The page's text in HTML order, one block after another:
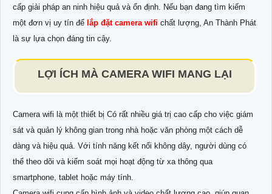
cấp giải pháp an ninh hiệu quả và ổn định. Nếu bạn đang tìm kiếm
một đơn vị uy tín để lắp đặt camera wifi chất lượng, An Thành Phát
là sự lựa chọn đáng tin cậy.
LỢI ÍCH MÀ CAMERA WIFI MANG LẠI
Camera wifi là một thiết bị Có rất nhiều giá trị cao cấp cho việc giám
sát và quản lý không gian trong nhà hoặc văn phòng một cách dễ
dàng và hiệu quả. Với tính năng kết nối không dây, người dùng có
thể theo dõi và kiểm soát mọi hoạt động từ xa thông qua
smartphone, tablet hoặc máy tính.